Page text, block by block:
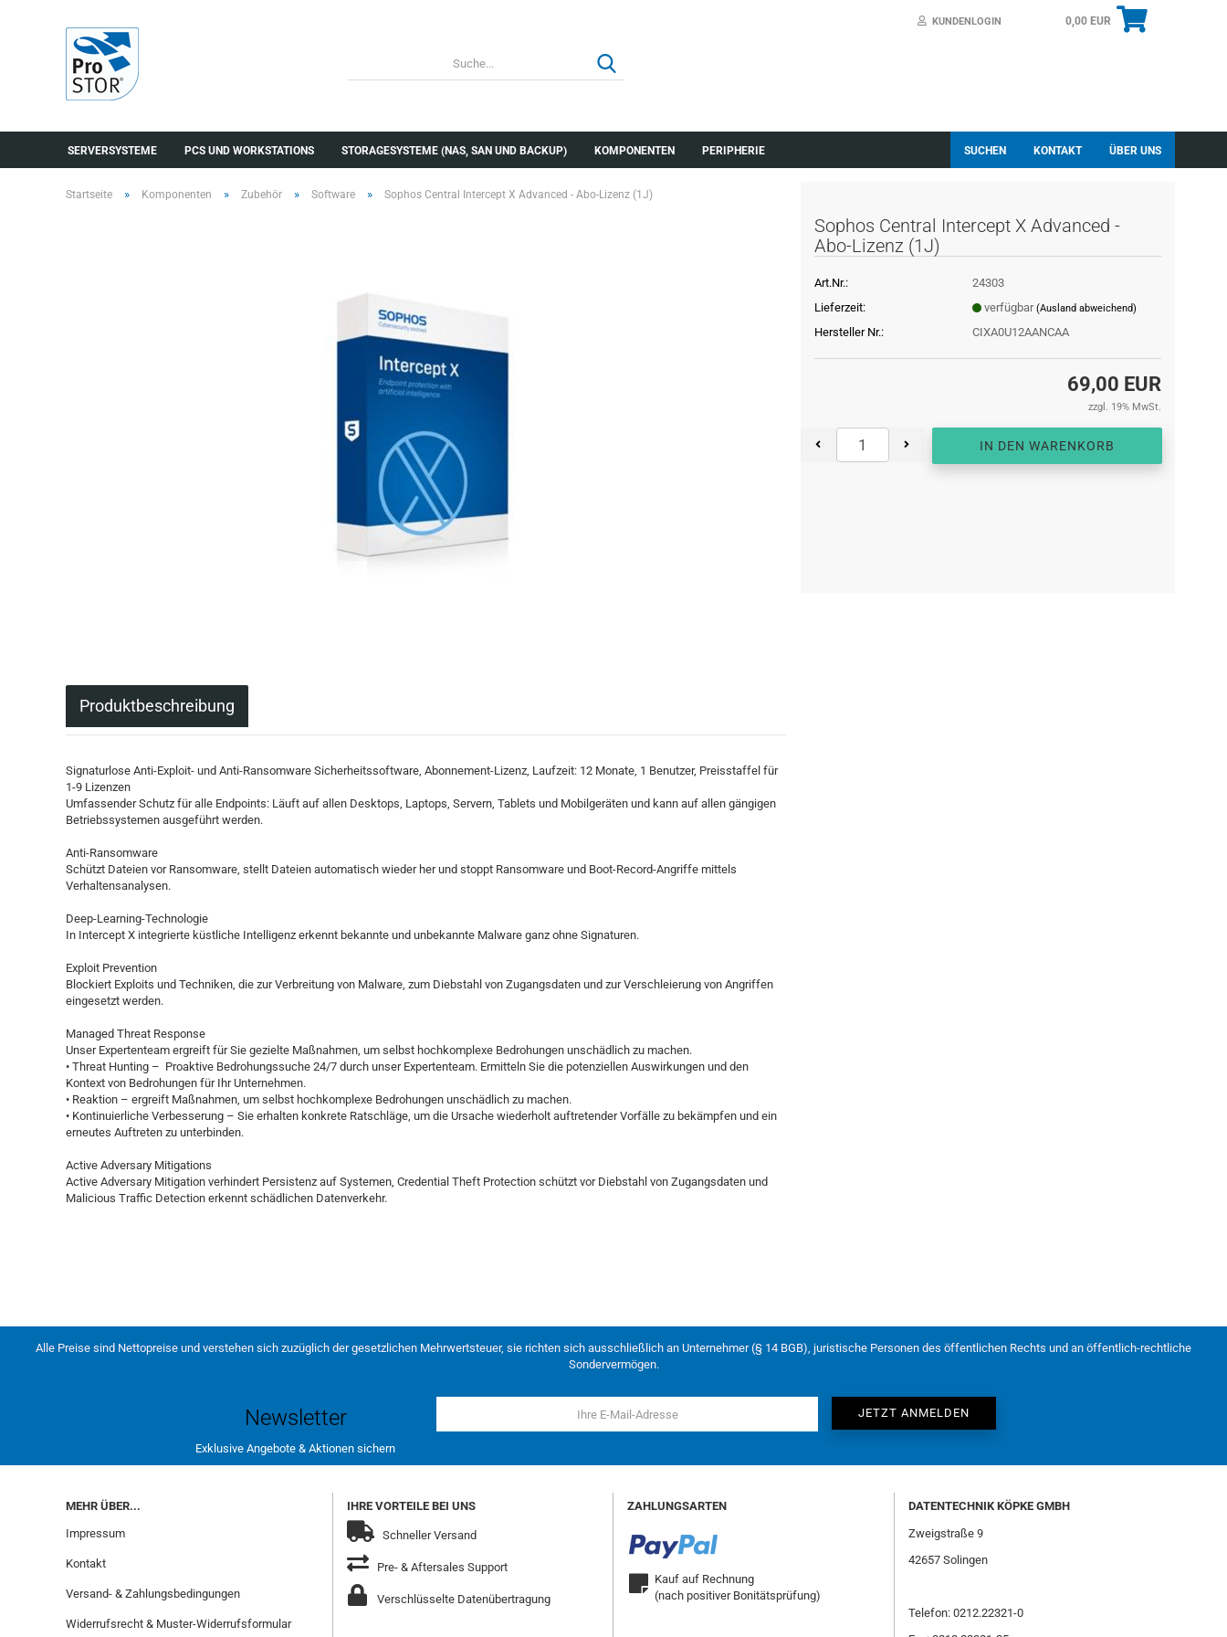
KUNDENLOGIN 0,00 EUR
SERVERSYSTEME PCS UND WORKSTATIONS STORAGESYSTEME (NAS, SAN UND BACKUP) KOMPONENTEN PERIPHERIE SUCHEN KONTAKT ÜBER UNS
Startseite » Komponenten » Zubehör » Software » Sophos Central Intercept X Advanced - Abo-Lizenz (1J)
Sophos Central Intercept X Advanced -
Abo-Lizenz (1J)
Art.Nr.:
24303
Lieferzeit:
verfügbar(Ausland abweichend)
Hersteller Nr.: CIXA0U12AANCAA
69,00 EUR
zzgl. 19% MwSt.
Produktbeschreibung
Signaturlose Anti-Exploit- und Anti-Ransomware Sicherheitssoftware, Abonnement-Lizenz, Laufzeit: 12 Monate, 1 Benutzer, Preisstaffel für
1-9 Lizenzen
Umfassender Schutz für alle Endpoints: Läuft auf allen Desktops, Laptops, Servern, Tablets und Mobilgeräten und kann auf allen gängigen
Betriebssystemen ausgeführt werden.
Anti-Ransomware
Schützt Dateien vor Ransomware, stellt Dateien automatisch wieder her und stoppt Ransomware und Boot-Record-Angriffe mittels
Verhaltensanalysen.
Deep-Learning-Technologie
In Intercept X integrierte küstliche Intelligenz erkennt bekannte und unbekannte Malware ganz ohne Signaturen.
Exploit Prevention
Blockiert Exploits und Techniken, die zur Verbreitung von Malware, zum Diebstahl von Zugangsdaten und zur Verschleierung von Angriffen
eingesetzt werden.
Managed Threat Response
Unser Expertenteam ergreift für Sie gezielte Maßnahmen, um selbst hochkomplexe Bedrohungen unschädlich zu machen.
• Threat Hunting – Proaktive Bedrohungssuche 24/7 durch unser Expertenteam. Ermitteln Sie die potenziellen Auswirkungen und den
Kontext von Bedrohungen für Ihr Unternehmen.
• Reaktion – ergreift Maßnahmen, um selbst hochkomplexe Bedrohungen unschädlich zu machen.
• Kontinuierliche Verbesserung – Sie erhalten konkrete Ratschläge, um die Ursache wiederholt auftretender Vorfälle zu bekämpfen und ein
erneutes Auftreten zu unterbinden.
Active Adversary Mitigations
Active Adversary Mitigation verhindert Persistenz auf Systemen, Credential Theft Protection schützt vor Diebstahl von Zugangsdaten und
Malicious Traffic Detection erkennt schädlichen Datenverkehr.
Alle Preise sind Nettopreise und verstehen sich zuzüglich der gesetzlichen Mehrwertsteuer, sie richten sich ausschließlich an Unternehmer (§ 14 BGB), juristische Personen des öffentlichen Rechts und an öffentlich-rechtliche
Sondervermögen.
Newsletter
Exklusive Angebote & Aktionen sichern
MEHR ÜBER...
Impressum
Kontakt
Versand- & Zahlungsbedingungen
Widerrufsrecht & Muster-Widerrufsformular
IHRE VORTEILE BEI UNS
Schneller Versand
Pre- & Aftersales Support
Verschlüsselte Datenübertragung
ZAHLUNGSARTEN
Kauf auf Rechnung
(nach positiver Bonitätsprüfung)
DATENTECHNIK KÖPKE GMBH
Zweigstraße 9
42657 Solingen
Telefon: 0212.22321-0